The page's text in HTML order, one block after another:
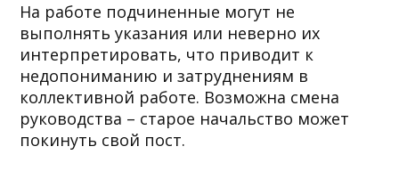
На работе подчиненные могут не
выполнять указания или неверно их
интерпретировать, что приводит к
недопониманию и затруднениям в
коллективной работе. Возможна смена
руководства – старое начальство может
покинуть свой пост.